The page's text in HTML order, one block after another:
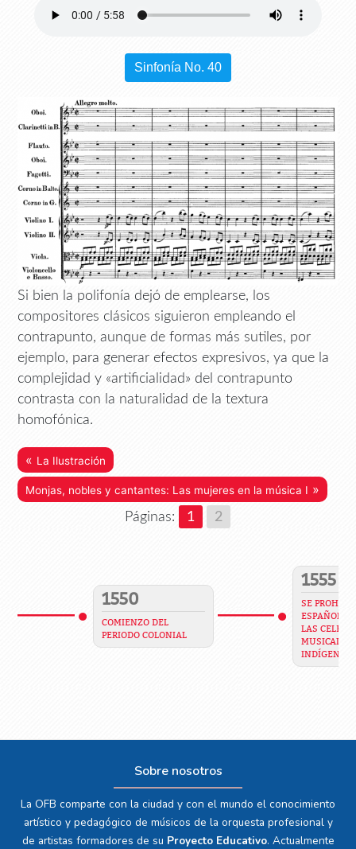
Sinfonía No. 40
Si bien la polifonía dejó de emplearse, los
compositores clásicos siguieron empleando el
contrapunto, aunque de formas más sutiles, por
ejemplo, para generar efectos expresivos, ya que la
complejidad y «artificialidad» del contrapunto
contrasta con la naturalidad de la textura
homofónica.
« La Ilustración
Monjas, nobles y cantantes: Las mujeres en la música I »
Páginas: 1 2
1550
COMIENZO DEL
PERIODO COLONIAL
1555
SE PROHIBE
LAS
MUSICALES
INDÍGENAS
Sobre nosotros
La OFB comparte con la ciudad y con el mundo el conocimiento
artístico y pedagógico de músicos de la orquesta profesional y
de artistas formadores de su Proyecto Educativo. Actualmente